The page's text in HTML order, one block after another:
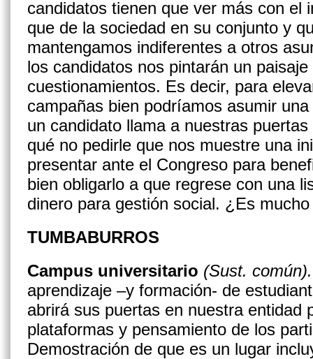
candidatos tienen que ver más con el
que de la sociedad en su conjunto y
mantengamos indiferentes a otros
los candidatos nos pintarán un
cuestionamientos. Es decir, para
campañas bien podríamos asumir
un candidato llama a nuestras
qué no pedirle que nos muestre una
presentar ante el Congreso para
bien obligarlo a que regrese con una
dinero para gestión social. ¿Es
TUMBABURROS
Campus universitario (Sust. común).
aprendizaje –y formación- de
abrirá sus puertas en nuestra entidad
plataformas y pensamiento de los
Demostración de que es un lugar